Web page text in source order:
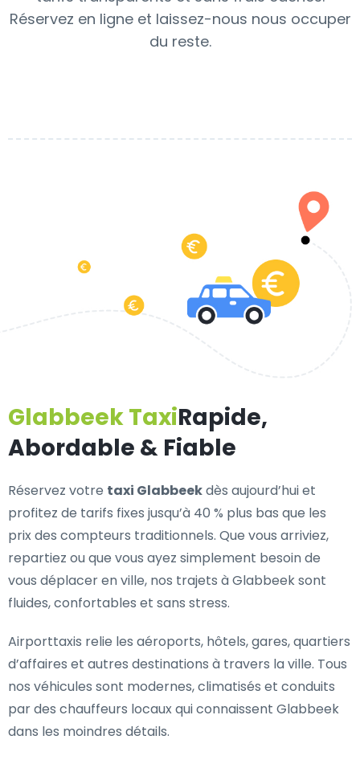
Réservez en ligne et laissez-nous nous occuper
du reste.
Glabbeek TaxiRapide,
Abordable & Fiable
Réservez votre taxi Glabbeekdès aujourd’hui et
profitez de tarifs fixes jusqu’à 40 % plus bas que les
prix des compteurs traditionnels. Que vous arriviez,
repartiez ou que vous ayez simplement besoin de
vous déplacer en ville, nos trajets à Glabbeek sont
fluides, confortables et sans stress.
Airporttaxis relie les aéroports, hôtels, gares, quartiers
d’affaires et autres destinations à travers la ville. Tous
nos véhicules sont modernes, climatisés et conduits
par des chauffeurs locaux qui connaissent Glabbeek
dans les moindres détails.